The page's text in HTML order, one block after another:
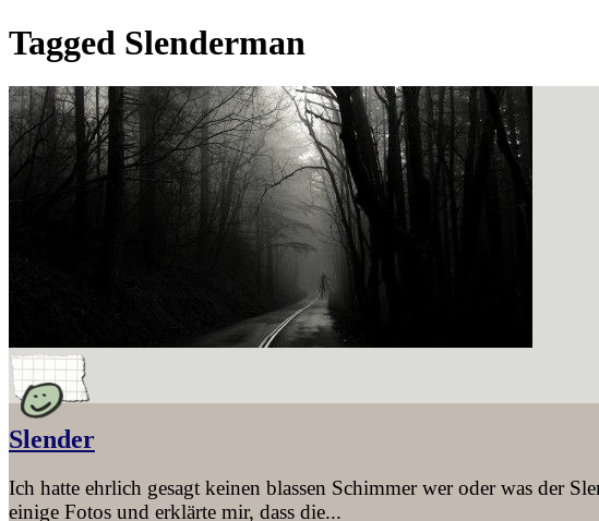
Tagged Slenderman
Slender
Ich hatte ehrlich gesagt keinen blassen Schimmer wer oder was der
einige Fotos und erklärte mir, dass die...